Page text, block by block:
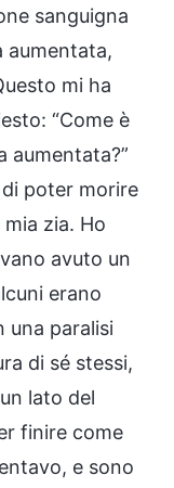
sanguigna
aumentata,
mi ha
“Come è
aumentata?”
poter morire
zia. Ho
avuto un
erano
una paralisi
di sé stessi,
lato del
finire come
e sono